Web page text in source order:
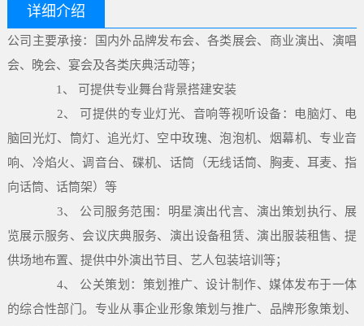
详细介绍
公司主要承接：国内外品牌发布会、各类展会、商业演出、演唱
会、晚会、宴会及各类庆典活动等；
1、 可提供专业舞台背景搭建安装
2、 可提供的专业灯光、音响等视听设备：电脑灯、电
脑回光灯、筒灯、追光灯、空中玫瑰、泡泡机、烟幕机、专业音
响、冷焰火、调音台、碟机、话筒（无线话筒、胸麦、耳麦、指
向话筒、话筒架）等
3、 公司服务范围：明星演出代言、演出策划执行、展
览展示服务、会议庆典服务、演出设备租赁、演出服装租售、提
供场地布置、提供中外演出节目、艺人包装培训等；
4、 公关策划：策划推广、设计制作、媒体发布于一体
的综合性部门。专业从事企业形象策划与推广、品牌形象策划、